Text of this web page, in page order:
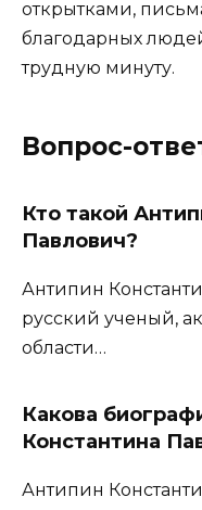
открытками,
благодарных
трудную минуту.
Вопрос-
Кто такой
Павлович?
Антипин
русский ученый,
области…
Какова
Константина
Антипин